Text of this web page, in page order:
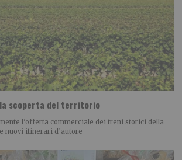
scoperta del territorio
l’offerta commerciale dei treni storici della
nuovi itinerari d’autore